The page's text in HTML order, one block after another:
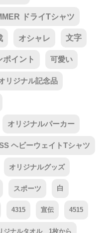
ドライTシャツ
オシャレ 文字
ポイント 可愛い
リジナル記念品
オリジナルパーカー
ヘビーウェイトTシャツ
オリジナルグッズ
スポーツ 白
4315 宣伝 4515
ジナルタオル 1枚から